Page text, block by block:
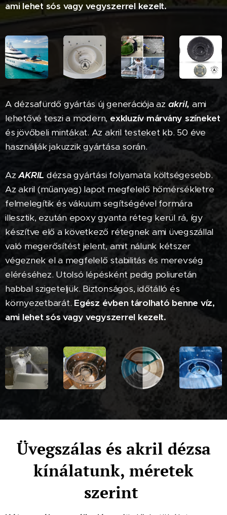
ami lehet sós vagy vegyszerrel kezelt.
A dézsafürdő gyártás új generációja az akril, ami
lehetővé teszi a modern, exkluzív márvány színeket
és jövőbeli mintákat. Az akril testeket kb. 50 éve
használják jakuzzik gyártása során.
AzAKRIL dézsa gyártási folyamata költségesebb.
Az akril (műanyag) lapot megfelelő hőmérsékletre
felmelegítik és vákuum segítségével formára
illesztik, ezután epoxy gyanta réteg kerül rá, így
készítve elő a következő rétegnek ami üvegszállal
való megerősítést jelent, amit nálunk kétszer
végeznek el a megfelelő stabilitás és merevség
eléréséhez. Utolsó lépésként pedig poliuretán
habbal szigeteljük. Biztonságos, időtálló és
környezetbarát. Egész évben tárolható benne víz,
ami lehet sós vagy vegyszerrel kezelt.
Üvegszálas és akril dézsa
kínálatunk, méretek
szerint